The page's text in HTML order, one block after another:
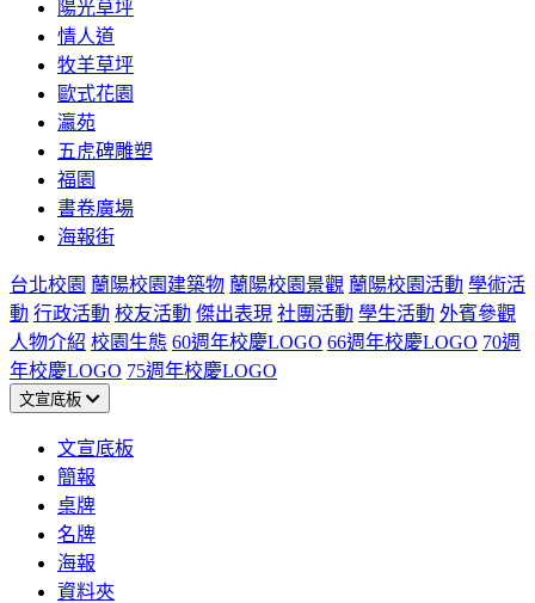
陽光草坪
情人道
牧羊草坪
歐式花園
瀛苑
五虎碑雕塑
福園
書卷廣場
海報街
台北校園 蘭陽校園建築物 蘭陽校園景觀 蘭陽校園活動 學術活
動 行政活動 校友活動 傑出表現 社團活動 學生活動 外賓參觀
人物介紹 校園生態 60週年校慶LOGO 66週年校慶LOGO 70週
年校慶LOGO 75週年校慶LOGO
文宣底板
文宣底板
簡報
桌牌
名牌
海報
資料夾